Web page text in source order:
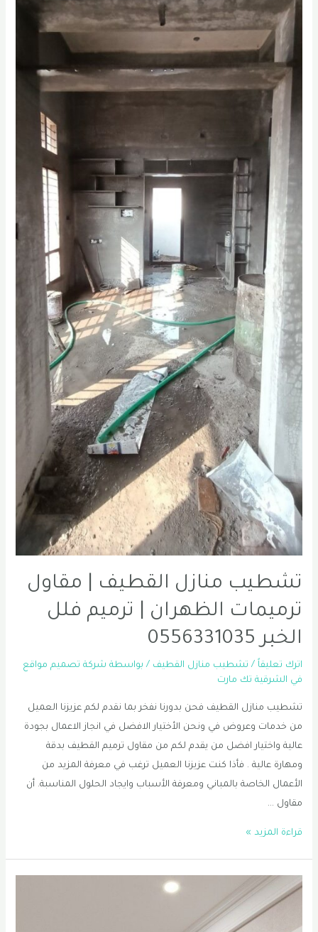
اصباغ
الدمام
0556331035
تشطيب منازل القطيف | مقاول
ترميمات الظهران | ترميم فلل
الخبر 0556331035
اترك تعليقاً / تشطيب منازل القطيف / بواسطة شركة تصميم مواقع
في الشرقية تك مارت
تشطيب منازل القطيف فحن بدورنا نفخر بما نقدم لكم عزيزنا العميل
من خدمات وعروض في ونحن الأختيار الافضل في انجاز الاعمال بجودة
عالية واختيار افضل من يقدم لكم من مقاول ترميم القطيف بدقة
ومهارة عالية . فأذا كنت عزيزنا العميل ترغب في معرفة المزيد من
الأعمال الخاصة بالمباني ومعرفة الأسباب وايجاد الحلول المناسبة. أن
مقاول …
تشطيب
|
ترميمات
قراءة المزيد »